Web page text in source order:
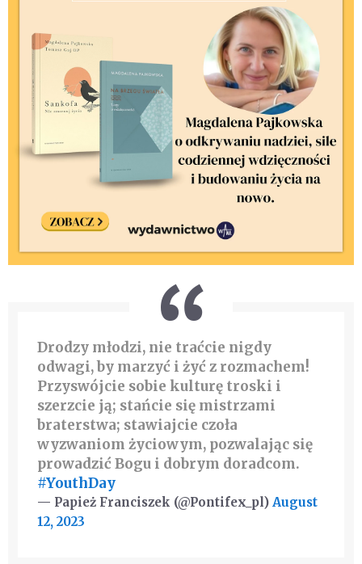
Drodzy młodzi, nie traćcie nigdy
odwagi, by marzyć i żyć z rozmachem!
Przyswójcie sobie kulturę troski i
szerzcie ją; stańcie się mistrzami
braterstwa; stawiajcie czoła
wyzwaniom życiowym, pozwalając się
prowadzić Bogu i dobrym doradcom.
#YouthDay
— Papież Franciszek (@Pontifex_pl) August
12, 2023